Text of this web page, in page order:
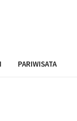
PARIWISATA